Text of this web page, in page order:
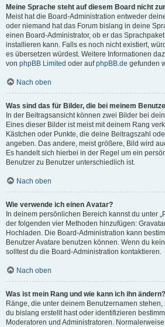
Meine Sprache steht auf diesem Board nicht
Meist hat die Board-Administration entweder
oder niemand hat das Forum bislang in deine
einen Board-Administrator, ob er das
installieren kann. Falls es noch nicht existiert,
es übersetzen würdest. Weitere Informationen
von phpBB Limited oder aufphpBB.de gefunden
Nach oben
Was sind das für Bilder, die bei meinem
In der Beitragsansicht können zwei Bilder bei
Eines dieser Bilder ist meist mit deinem Rang
Kästchen oder Punkte, die deine Beitragszahl
angeben. Das andere, meist größere, Bild wird
Es handelt sich hierbei in der Regel um ein
Benutzer zu Benutzer unterschiedlich ist.
Nach oben
Wie verwende ich einen Avatar?
In deinem persönlichen Bereich kannst du unter
der folgenden vier Methoden hinzufügen:
Hochladen. Die Board-Administration kann
Benutzer Avatare benutzen können. Wenn du
solltest du die Board-Administration kontaktieren.
Nach oben
Was ist mein Rang und wie kann ich ihn ändern?
Ränge, die unter deinem Benutzernamen
du bislang erstellt hast oder identifizieren
Moderatoren und Administratoren.